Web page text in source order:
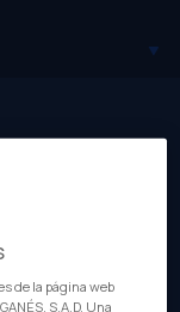
de la página web
S.A.D. Una